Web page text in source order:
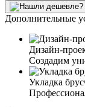
Дополнительные
Дизайн-
Создадим
Укладка